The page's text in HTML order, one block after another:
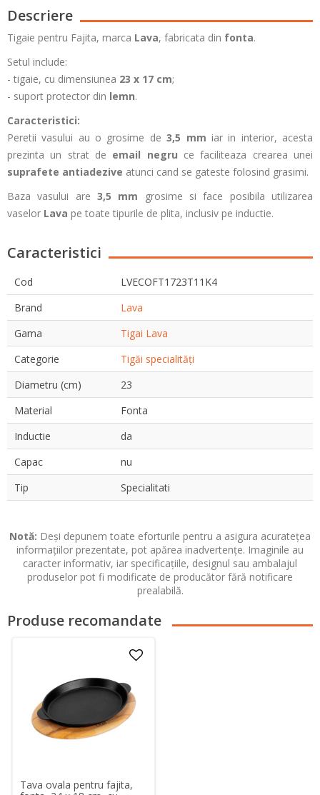
Descriere
Tigaie pentru Fajita, marca Lava, fabricata din fonta.
Setul include:
- tigaie, cu dimensiunea 23 x 17 cm;
- suport protector din lemn.
Caracteristici:
Peretii vasului au o grosime de3,5 mm iar in interior, acesta
prezinta un strat de email negru ce faciliteaza crearea unei
suprafete antiadezive atunci cand se gateste folosind grasimi.
Baza vasului are 3,5 mm grosime si face posibila utilizarea
vaselor Lava pe toate tipurile de plita, inclusiv pe inductie.
Caracteristici
Cod
LVECOFT1723T11K4
Brand
Lava
Gama
Tigai Lava
Categorie
Tigăi specialități
Diametru (cm)
23
Material
Fonta
Inductie
da
Capac
nu
Tip
Specialitati
Notă: Deși depunem toate eforturile pentru a asigura acuratețea
informațiilor prezentate, pot apărea inadvertențe. Imaginile au
caracter informativ, iar specificațiile, designul sau ambalajul
produselor pot fi modificate de producător fără notificare
prealabilă.
Produse recomandate
Tava ovala pentru fajita,